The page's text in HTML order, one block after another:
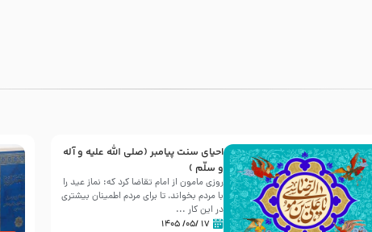
احیای سنت پیامبر (صلی الله علیه و آله
و سلّم )
روزی مامون از امام تقاضا کرد که: نماز عید را
با مردم بخواند، تا برای مردم اطمینان بیشتری
در این کار ...
۱۷ /۰۵/ ۱۴۰۵